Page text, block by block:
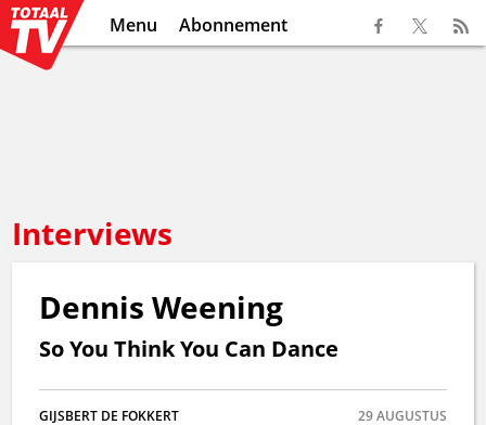
Menu Abonnement
Interviews
Dennis Weening
So You Think You Can Dance
GIJSBERT DE FOKKERT 29AUGUSTUS